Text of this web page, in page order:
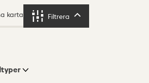
karta Filtrera